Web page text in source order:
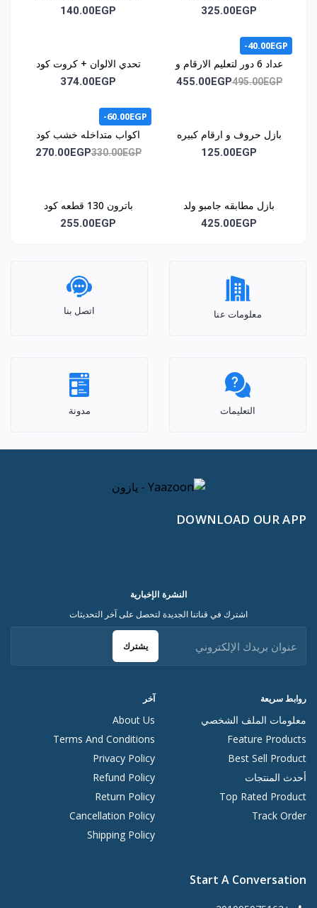
مغناطيس كود1030
325.00EGP
كود اللعبه :. 1035
140.00EGP
-40.00EGP
عداد 6 دور لتعليم الارقام و
الحروف وسائل المواصلات
495.00EGP
455.00EGP
تحدي الالوان + كروت كود
1044
374.00EGP
بازل حروف و ارقام كبيره
كود 1046
125.00EGP
-60.00EGP
اكواب متداخله خشب كود
1051330.00EGP
270.00EGP
بازل مطابقه جامبو ولد
وبنت كود 1062
425.00EGP
باترون 130 قطعه كود
1068
255.00EGP
معلومات عنا اتصل بنا
التعليمات مدونة
DOWNLOAD OUR APP
روابط سريعة
معلومات الملف الشخصي
Feature Products
Best Sell Product
أحدث المنتجات
Top Rated Product
Track Order
آخر
About Us
Terms And Conditions
Privacy Policy
Refund Policy
Return Policy
Cancellation Policy
Shipping Policy
النشرة الإخبارية
اشترك في قناتنا الجديدة لتحصل على آخر التحديثات
يشترك
Start A Conversation